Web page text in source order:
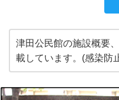
津田公民館の施設概要
載しています。(感染防